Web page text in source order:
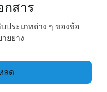
กสาร
ประเภทต่าง ๆ ของข้อ
ยยาง
ลด